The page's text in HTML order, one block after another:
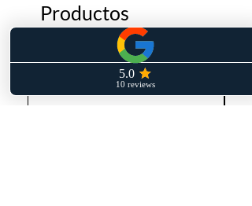
Productos
relacionados